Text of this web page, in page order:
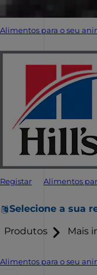
Alimentos para o seu
Registar Alimentos
Selecione a sua
Produtos Mais
Alimentos para o seu